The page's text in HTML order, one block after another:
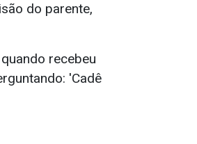
do parente,
recebeu
'Cadê